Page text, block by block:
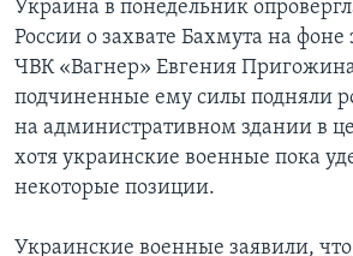
Украина в понедельник
России о захвате Бахмута на
ЧВК «Вагнер» Евгения
подчиненные ему силы подняли
на административном здании в
хотя украинские военные пока
некоторые позиции.
Украинские военные заявили,